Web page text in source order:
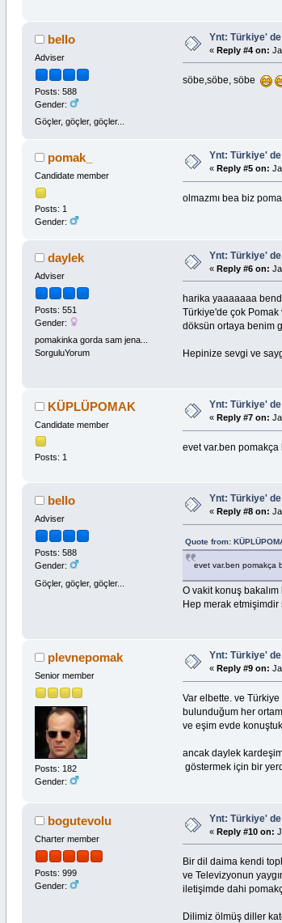
bello
Adviser
Posts: 588
Gender:
Göçler, göçler, göçler...
Ynt: Türkiye'
« Reply #4 on:
söbe,söbe, söbe
pomak_
Candidate member
Posts: 1
Gender:
Ynt: Türkiye'
« Reply #5 on:
olmazmı bea biz
daylek
Adviser
Posts: 551
Gender:
pomakinka gorda sam jena...
SorguluYorum
Ynt: Türkiye'
« Reply #6 on:
harika yaaaaaaa
Türkiye'de çok
döksün ortaya benim
Hepinize sevgi ve
KÜPLÜPOMAK
Candidate member
Posts: 1
Ynt: Türkiye'
« Reply #7 on:
evet var.ben
bello
Adviser
Posts: 588
Gender:
Göçler, göçler, göçler...
Ynt: Türkiye'
« Reply #8 on:
Quote from:
evet var.ben pomakça
O vakit konuş
Hep merak
plevnepomak
Senior member
Posts: 182
Gender:
Ynt: Türkiye'
« Reply #9 on:
Var elbette. ve
bulunduğum her
ve eşim evde
ancak daylek
göstermek için bir
bogutevolu
Charter member
Posts: 999
Gender:
Ynt: Türkiye'
« Reply #10 on:
Bir dil daima kendi
ve Televizyonun
iletişimde dahi
Dilimiz ölmüş diller